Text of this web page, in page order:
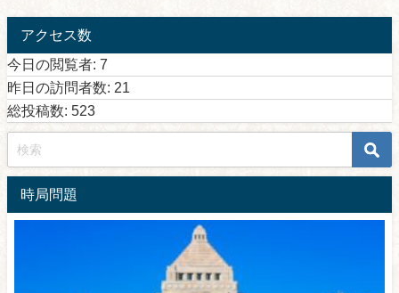
アクセス数
今日の閲覧者: 7
昨日の訪問者数: 21
総投稿数: 523
時局問題